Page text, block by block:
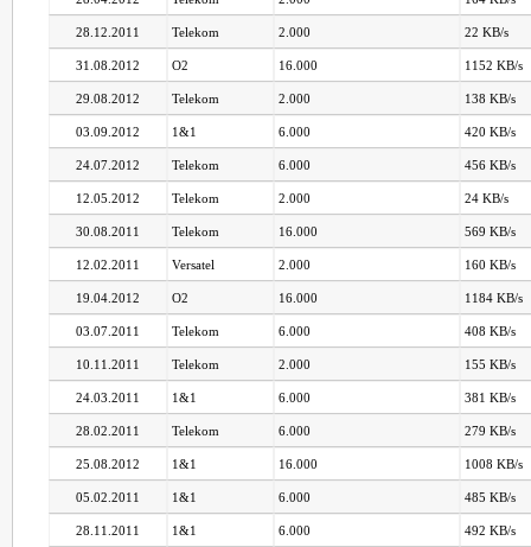
28.12.2011 Telekom 2.000 22 KB/s
31.08.2012 O2 16.000 1152 KB/s
29.08.2012 Telekom 2.000 138 KB/s
03.09.2012 1&1 6.000 420 KB/s
24.07.2012 Telekom 6.000 456 KB/s
12.05.2012 Telekom 2.000 24 KB/s
30.08.2011 Telekom 16.000 569 KB/s
12.02.2011 Versatel 2.000 160 KB/s
19.04.2012 O2 16.000 1184 KB/s
03.07.2011 Telekom 6.000 408 KB/s
10.11.2011 Telekom 2.000 155 KB/s
24.03.2011 1&1 6.000 381 KB/s
28.02.2011 Telekom 6.000 279 KB/s
25.08.2012 1&1 16.000 1008 KB/s
05.02.2011 1&1 6.000 485 KB/s
28.11.2011 1&1 6.000 492 KB/s